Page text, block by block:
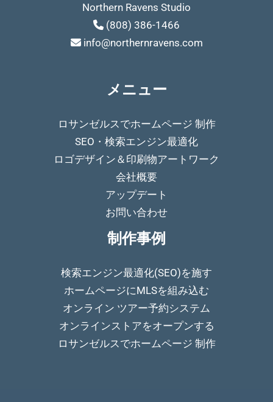
Northern Ravens Studio
(808) 386-1466
info@northernravens.com
メニュー
ロサンゼルスでホームページ 制作
SEO・検索エンジン最適化
ロゴデザイン＆印刷物アートワーク
会社概要
アップデート
お問い合わせ
制作事例
検索エンジン最適化(SEO)を施す
ホームページにMLSを組み込む
オンライン ツアー予約システム
オンラインストアをオープンする
ロサンゼルスでホームページ 制作